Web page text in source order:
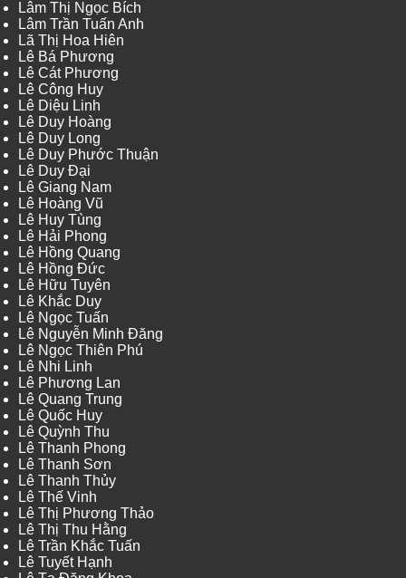
Lâm Thị Ngọc Bích
Lâm Trần Tuấn Anh
Lã Thị Hoa Hiên
Lê Bá Phương
Lê Cát Phương
Lê Công Huy
Lê Diệu Linh
Lê Duy Hoàng
Lê Duy Long
Lê Duy Phước Thuận
Lê Duy Đại
Lê Giang Nam
Lê Hoàng Vũ
Lê Huy Tùng
Lê Hải Phong
Lê Hồng Quang
Lê Hồng Đức
Lê Hữu Tuyên
Lê Khắc Duy
Lê Ngọc Tuấn
Lê Nguyễn Minh Đăng
Lê Ngọc Thiên Phú
Lê Nhi Linh
Lê Phương Lan
Lê Quang Trung
Lê Quốc Huy
Lê Quỳnh Thu
Lê Thanh Phong
Lê Thanh Sơn
Lê Thanh Thủy
Lê Thế Vinh
Lê Thị Phương Thảo
Lê Thị Thu Hằng
Lê Trần Khắc Tuấn
Lê Tuyết Hạnh